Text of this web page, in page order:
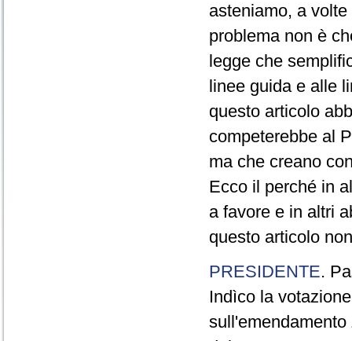
asteniamo, a
problema non è
legge che
linee guida e alle
questo articolo
competerebbe al
ma che creano
Ecco il perché in
a favore e in altri
questo articolo
PRESIDENTE.
Indìco la